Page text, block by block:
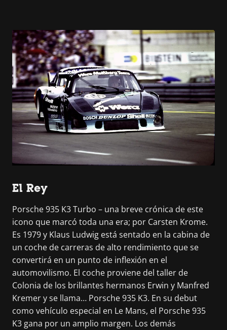
El Rey
Porsche 935 K3 Turbo – una breve crónica de este
icono que marcó toda una era; por Carsten Krome.
Es 1979 y Klaus Ludwig está sentado en la cabina de
un coche de carreras de alto rendimiento que se
convertirá en un punto de inflexión en el
automovilismo. El coche proviene del taller de
Colonia de los brillantes hermanos Erwin y Manfred
Kremer y se llama… Porsche 935 K3. En su debut
como vehículo especial en Le Mans, el Porsche 935
K3 gana por un amplio margen. Los demás